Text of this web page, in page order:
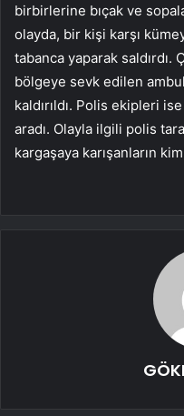
birbirlerine bıçak ve
olayda, bir kişi karşı
tabanca yaparak
bölgeye sevk edilen
kaldırıldı. Polis ekipleri
aradı. Olayla ilgili polis
kargaşaya karışanların